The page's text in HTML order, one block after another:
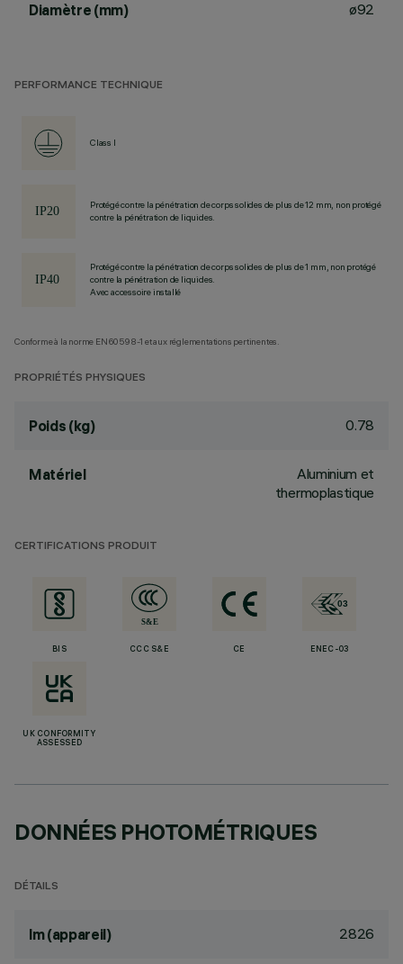
Diamètre (mm) ø92
PERFORMANCE TECHNIQUE
Class I
Protégé contre la pénétration de corps solides de plus de 12 mm, non protégé
contre la pénétration de liquides.
Protégé contre la pénétration de corps solides de plus de 1 mm, non protégé
contre la pénétration de liquides.
Avec accessoire installé
Conforme à la norme EN60598-1 et aux réglementations pertinentes.
PROPRIÉTÉS PHYSIQUES
Poids (kg) 0.78
Matériel
Aluminium et
thermoplastique
CERTIFICATIONS PRODUIT
BIS CCC S&E CE ENEC-03
UK CONFORMITY
ASSESSED
DONNÉES PHOTOMÉTRIQUES
DÉTAILS
lm (appareil) 2826